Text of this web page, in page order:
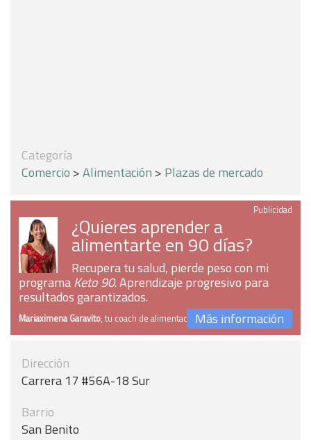
Categoría
Comercio >Alimentación > Plazas de mercado
Publicidad
¿Quieres aprender a
alimentarte en 90 días?
Recupera tu salud, pierde peso con mi
programaKeto 90. Aprendizaje progresivo para
resultados garantizados.
Mariaximena Garavito, tu coach de alimentaciónMás información
Dirección
Carrera 17 #56A-18 Sur
Barrio
San Benito